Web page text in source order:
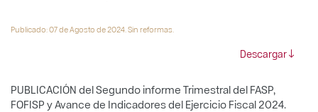
Publicado: 07 de Agosto de 2024. Sin reformas.
Descargar
PUBLICACIÓN del Segundo informe Trimestral del FASP,
FOFISP y Avance de Indicadores del Ejercicio Fiscal 2024.